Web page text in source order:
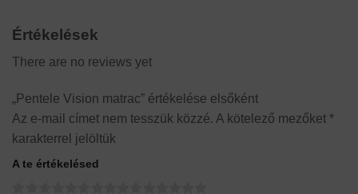
Értékelések
There are no reviews yet
„Pentele Vision matrac” értékelése elsőként
Az e-mail címet nem tesszük közzé. A kötelező mezőket *
karakterrel jelöltük
A te értékelésed